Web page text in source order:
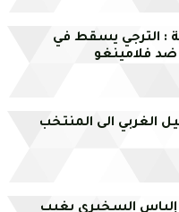
: الترجي يسقط في
ضد فلامينغو
الغربي الى المنتخب
إلياس السخيري يغيب